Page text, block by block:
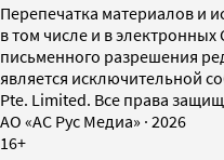
Перепечатка материалов и
в том числе и в
письменного разрешения
является исключительной
Pte. Limited. Все права
AO «АС Рус Медиа» · 2026
16+